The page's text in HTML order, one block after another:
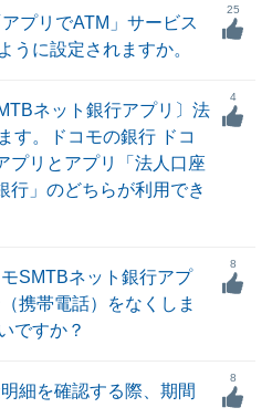
プリでATM」サービス
うに設定されますか。
25
ネット銀行アプリ〕法
す。ドコモの銀行 ドコ
プリとアプリ「法人口座
行」のどちらが利用でき
4
モSMTBネット銀行アプ
携帯電話）をなくしま
ですか？
8
細を確認する際、期間
8